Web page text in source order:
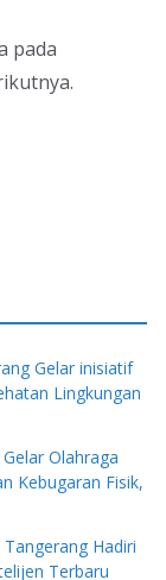
pada
Gelar inisiatif
Lingkungan
Olahraga
Kebugaran Fisik,
Hadiri
Terbaru